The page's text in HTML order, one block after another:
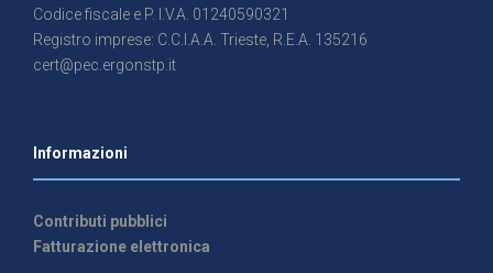
Codice fiscale e P. I.V.A. 01240590321
Registro imprese: C.C.I.A.A. Trieste, R.E.A. 135216
cert@pec.ergonstp.it
Informazioni
Contributi pubblici
Fatturazione elettronica